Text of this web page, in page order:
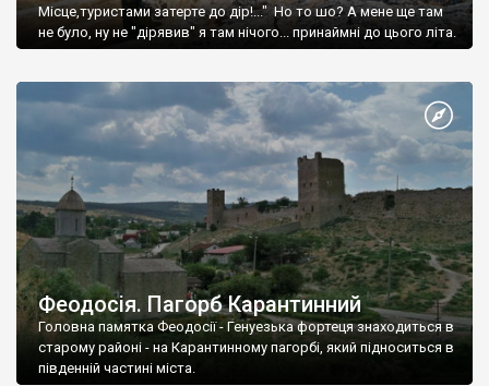
Місце,туристами затерте до дір!..." Но то шо? А мене ще там
не було, ну не "дірявив" я там нічого... принаймні до цього літа.
Феодосія. Пагорб Карантинний
Головна памятка Феодосії - Генуезька фортеця знаходиться в
старому районі - на Карантинному пагорбі, який підноситься в
південній частині міста.